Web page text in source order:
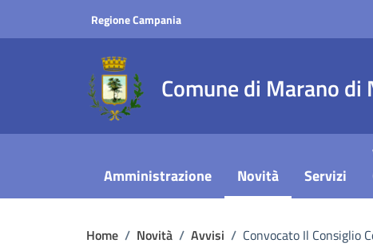
Regione Campania
Comune di Marano di
Amministrazione Novità Servizi
Home / Novità / Avvisi / Convocato Il Consiglio